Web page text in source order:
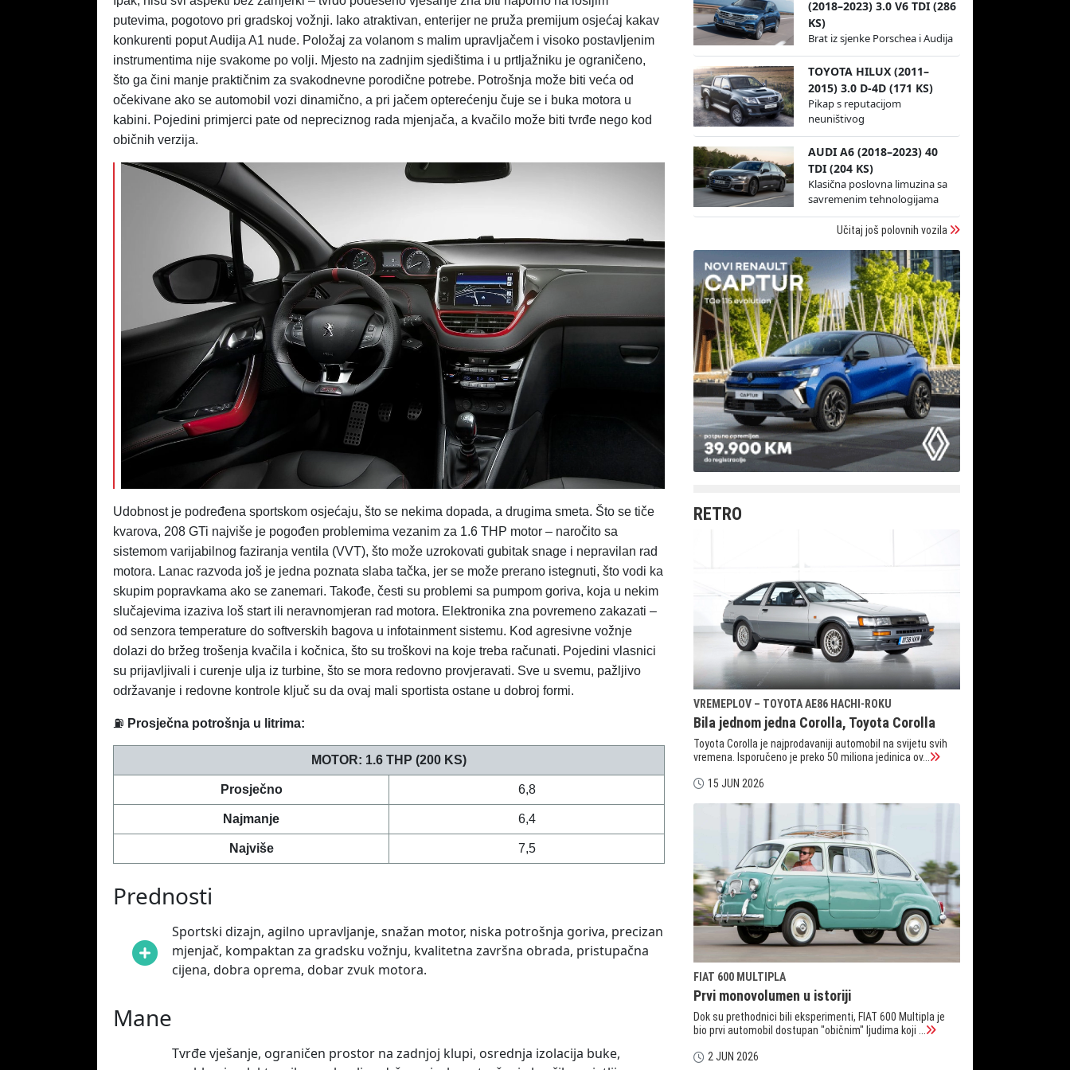
putevima, pogotovo pri gradskoj vožnji. Iako atraktivan, enterijer ne pruža premijum osjećaj kakav
konkurenti poput Audija A1 nude. Položaj za volanom s malim upravljačem i visoko postavljenim
instrumentima nije svakome po volji. Mjesto na zadnjim sjedištima i u prtljažniku je ograničeno,
što ga čini manje praktičnim za svakodnevne porodične potrebe. Potrošnja može biti veća od
očekivane ako se automobil vozi dinamično, a pri jačem opterećenju čuje se i buka motora u
kabini. Pojedini primjerci pate od nepreciznog rada mjenjača, a kvačilo može biti tvrđe nego kod
običnih verzija.
Udobnost je podređena sportskom osjećaju, što se nekima dopada, a drugima smeta. Što se tiče
kvarova, 208 GTi najviše je pogođen problemima vezanim za 1.6 THP motor – naročito sa
sistemom varijabilnog faziranja ventila (VVT), što može uzrokovati gubitak snage i nepravilan rad
motora. Lanac razvoda još je jedna poznata slaba tačka, jer se može prerano istegnuti, što vodi ka
skupim popravkama ako se zanemari. Takođe, česti su problemi sa pumpom goriva, koja u nekim
slučajevima izaziva loš start ili neravnomjeran rad motora. Elektronika zna povremeno zakazati –
od senzora temperature do softverskih bagova u infotainment sistemu. Kod agresivne vožnje
dolazi do bržeg trošenja kvačila i kočnica, što su troškovi na koje treba računati. Pojedini vlasnici
su prijavljivali i curenje ulja iz turbine, što se mora redovno provjeravati. Sve u svemu, pažljivo
održavanje i redovne kontrole ključ su da ovaj mali sportista ostane u dobroj formi.
⛽ Prosječna potrošnja u litrima:
MOTOR: 1.6 THP (200 KS)
Prosječno 6,8
Najmanje 6,4
Najviše 7,5
Prednosti
Sportski dizajn, agilno upravljanje, snažan motor, niska potrošnja goriva, precizan
mjenjač, kompaktan za gradsku vožnju, kvalitetna završna obrada, pristupačna
cijena, dobra oprema, dobar zvuk motora.
Mane
Tvrđe vješanje, ograničen prostor na zadnjoj klupi, osrednja izolacija buke,
(2018–2023) 3.0 V6 TDI (286
KS)
Brat iz sjenke Porschea i Audija
TOYOTA HILUX (2011–
2015) 3.0 D-4D (171 KS)
Pikap s reputacijom
neuništivog
AUDI A6 (2018–2023) 40
TDI (204 KS)
Klasična poslovna limuzina sa
savremenim tehnologijama
Učitaj još polovnih vozila
RETRO
VREMEPLOV – TOYOTA AE86 HACHI-ROKU
Bila jednom jedna Corolla, Toyota Corolla
Toyota Corolla je najprodavaniji automobil na svijetu svih
vremena. Isporučeno je preko 50 miliona jedinica ov...
15 JUN 2026
FIAT 600 MULTIPLA
Prvi monovolumen u istoriji
Dok su prethodnici bili eksperimenti, FIAT 600 Multipla je
bio prvi automobil dostupan "običnim" ljudima koji ...
2 JUN 2026